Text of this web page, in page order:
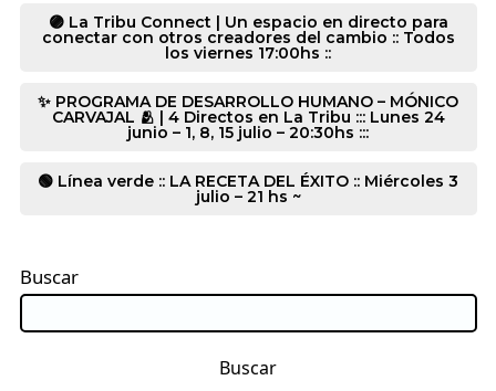
🟣 La Tribu Connect | Un espacio en directo para
conectar con otros creadores del cambio :: Todos
los viernes 17:00hs ::
✨ PROGRAMA DE DESARROLLO HUMANO – MÓNICO
CARVAJAL 🫂 | 4 Directos en La Tribu ::: Lunes 24
junio – 1, 8, 15 julio – 20:30hs :::
🟢 Línea verde :: LA RECETA DEL ÉXITO :: Miércoles 3
julio – 21 hs ~
Buscar
Buscar